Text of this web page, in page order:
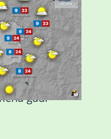
gaur